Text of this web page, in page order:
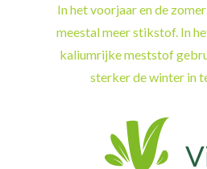
In het voorjaar en de
meestal meer stikstof. In
kaliumrijke meststof
sterker de winter in